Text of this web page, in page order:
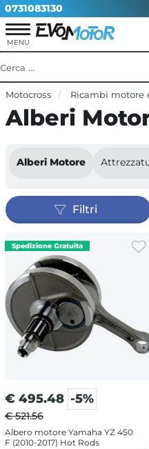
0731083130
Motocross Ricambi motore
Alberi
Alberi Motore
Filtri
€ 495.48 -5%
€ 521.56
Albero motore Yamaha YZ 450
F (2010-2017) Hot Rods